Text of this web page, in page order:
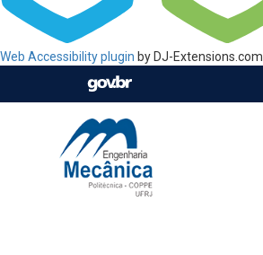
Web Accessibility plugin by DJ-Extensions.com